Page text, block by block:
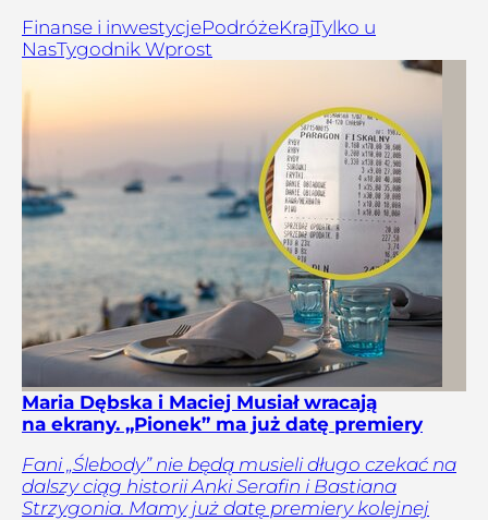
Finanse i inwestycjePodróżeKrajTylko u
NasTygodnik Wprost
Maria Dębska i Maciej Musiał wracają
na ekrany. „Pionek” ma już datę premiery
Fani „Ślebody” nie będą musieli długo czekać na
dalszy ciąg historii Anki Serafin i Bastiana
Strzygonia. Mamy już datę premiery kolejnej